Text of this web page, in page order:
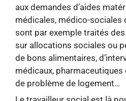
aux demandes d’aides
médicales, médico-sociales
sont par exemple traités des
sur allocations sociales ou
de bons alimentaires,
médicaux, pharmaceutiques
de problème de logement…